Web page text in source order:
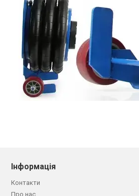
Інформація
Контакти
Про нас